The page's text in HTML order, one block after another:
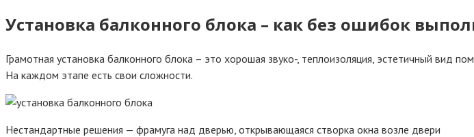
Установка балконного блока – как без ошибок
Грамотная установка балконного блока – это хорошая звуко-, теплоизоляция, эстетичный
На каждом этапе есть свои сложности.
Нестандартные решения — фрамуга над дверью, открывающаяся створка окна возле двери